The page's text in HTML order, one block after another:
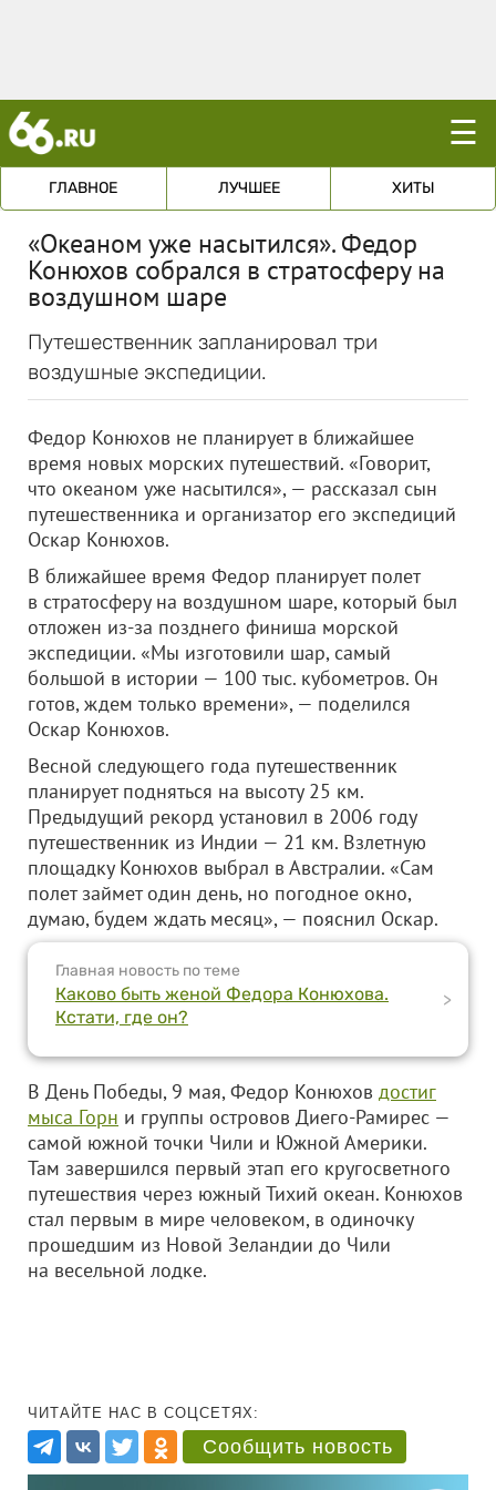
☰
ГЛАВНОЕ ЛУЧШЕЕ ХИТЫ
«Океаном уже насытился». Федор
Конюхов собрался в стратосферу на
воздушном шаре
Путешественник запланировал три
воздушные экспедиции.
Федор Конюхов не планирует в ближайшее
время новых морских путешествий. «Говорит,
что океаном уже насытился», — рассказал сын
путешественника и организатор его экспедиций
Оскар Конюхов.
В ближайшее время Федор планирует полет
в стратосферу на воздушном шаре, который был
отложен из-за позднего финиша морской
экспедиции. «Мы изготовили шар, самый
большой в истории — 100 тыс. кубометров. Он
готов, ждем только времени», — поделился
Оскар Конюхов.
Весной следующего года путешественник
планирует подняться на высоту 25 км.
Предыдущий рекорд установил в 2006 году
путешественник из Индии — 21 км. Взлетную
площадку Конюхов выбрал в Австралии. «Сам
полет займет один день, но погодное окно,
думаю, будем ждать месяц», — пояснил Оскар.
Главная новость по теме
Каково быть женой Федора Конюхова.
Кстати, где он?
>
В День Победы, 9 мая, Федор Конюхов достиг
мыса Горн и группы островов Диего-Рамирес —
самой южной точки Чили и Южной Америки.
Там завершился первый этап его кругосветного
путешествия через южный Тихий океан. Конюхов
стал первым в мире человеком, в одиночку
прошедшим из Новой Зеландии до Чили
на весельной лодке.
ЧИТАЙТЕ НАС В СОЦСЕТЯХ:
Сообщить новость